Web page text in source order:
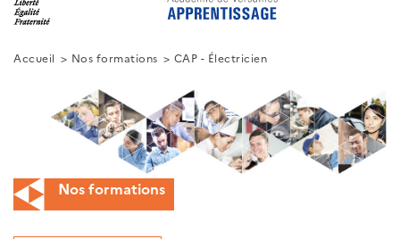
Accueil Nos formations CAP - Électricien
Nos formations